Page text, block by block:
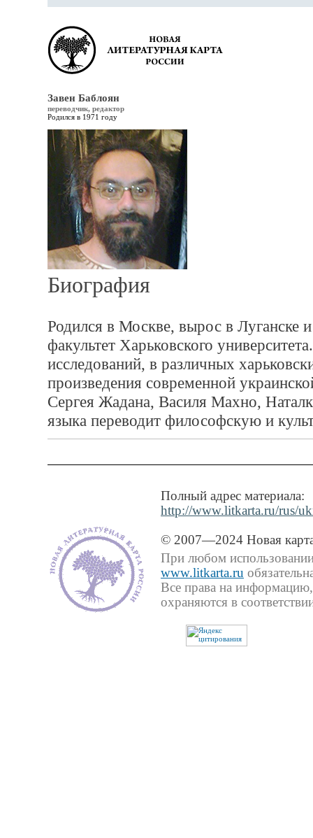
Завен Баблоян
переводчик, редактор
Родился в 1971 году
Биография
Родился в Москве, вырос в Луганске
факультет Харьковского
исследований, в различных
произведения современной
Сергея Жадана, Василя Махно,
языка переводит философскую и
Полный адрес материала:
http://www.litkarta.ru/rus/
© 2007—2024 Новая
При любом использовании
www.litkarta.ru
Все права на
охраняются в